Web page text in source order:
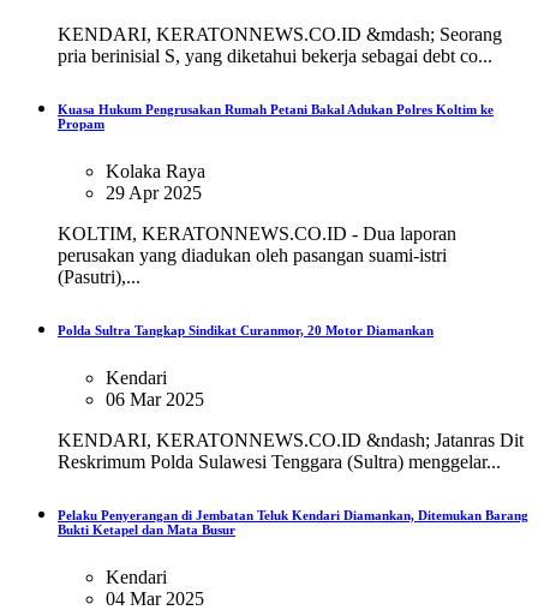
KENDARI, KERATONNEWS.CO.ID &mdash; Seorang
pria berinisial S, yang diketahui bekerja sebagai debt co...
Kuasa Hukum Pengrusakan Rumah Petani Bakal Adukan Polres Koltim ke
Propam
Kolaka Raya
29 Apr 2025
KOLTIM, KERATONNEWS.CO.ID - Dua laporan
perusakan yang diadukan oleh pasangan suami-istri
(Pasutri),...
Polda Sultra Tangkap Sindikat Curanmor, 20 Motor Diamankan
Kendari
06 Mar 2025
KENDARI, KERATONNEWS.CO.ID &ndash; Jatanras Dit
Reskrimum Polda Sulawesi Tenggara (Sultra) menggelar...
Pelaku Penyerangan di Jembatan Teluk Kendari Diamankan, Ditemukan Barang
Bukti Ketapel dan Mata Busur
Kendari
04 Mar 2025